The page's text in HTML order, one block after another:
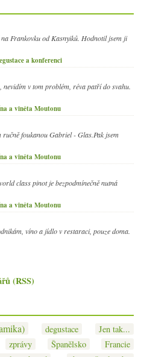
Frankovku od Kasnyiků. Hodnotil jsem ji
a konferenci
nevidím v tom problém, réva patří do svahu.
a viněta Moutonu
foukanou Gabriel - Glas.Pak jsem
a viněta Moutonu
class pinot je bezpodmínečně nutná
a viněta Moutonu
víno a jídlo v restaraci, pouze doma.
(RSS)
degustace
Jen tak...
zprávy Španělsko
Francie